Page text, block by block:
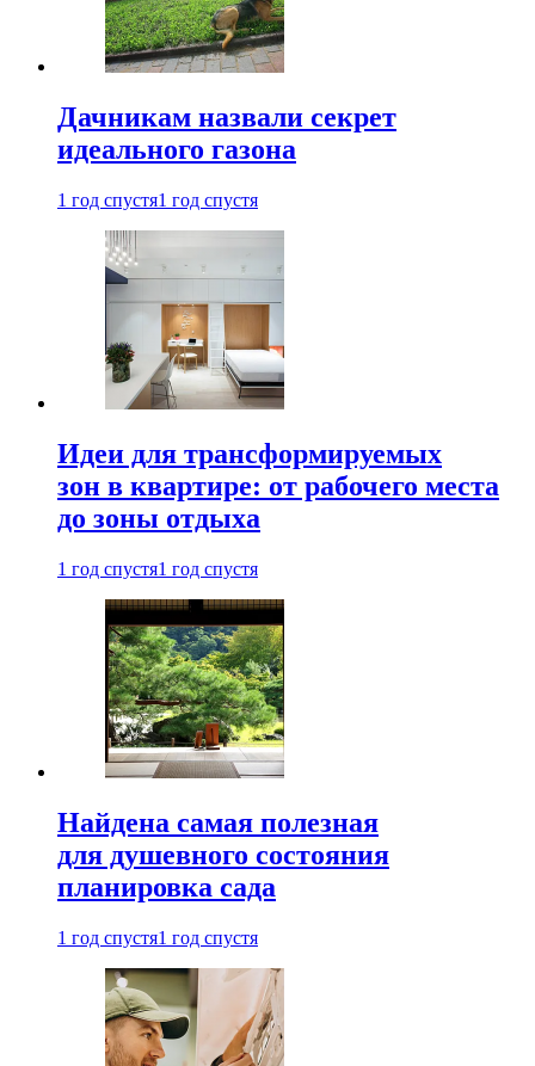
Дачникам назвали секрет
идеального газона
1 год спустя1 год спустя
Идеи для трансформируемых
зон в квартире: от рабочего места
до зоны отдыха
1 год спустя1 год спустя
Найдена самая полезная
для душевного состояния
планировка сада
1 год спустя1 год спустя